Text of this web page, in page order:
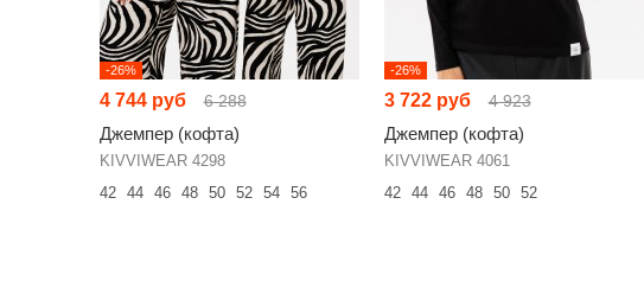
-26%
4 744 руб 6 288
Джемпер (кофта)
KIVVIWEAR 4298
42
44 46 48 50 52 54 56
-26%
3 722 руб 4 923
Джемпер (кофта)
KIVVIWEAR 4061
42
44 46 48 50 52